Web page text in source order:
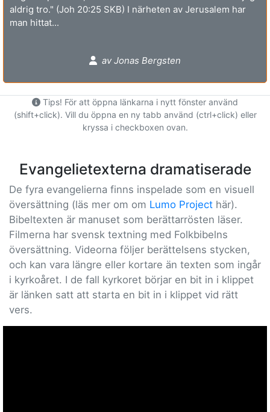
aldrig tro." (Joh 20:25 SKB) I närheten av Jerusalem har
man hittat...
av Jonas Bergsten
Tips! För att öppna länkarna i nytt fönster använd
(shift+click). Vill du öppna en ny tabb använd (ctrl+click) eller
kryssa i checkboxen ovan.
Evangelietexterna dramatiserade
De fyra evangelierna finns inspelade som en visuell
översättning (läs mer om om Lumo Project här).
Bibeltexten är manuset som berättarrösten läser.
Filmerna har svensk textning med Folkbibelns
översättning. Videorna följer berättelsens stycken,
och kan vara längre eller kortare än texten som ingår
i kyrkoåret. I de fall kyrkoret börjar en bit in i klippet
är länken satt att starta en bit in i klippet vid rätt
vers.